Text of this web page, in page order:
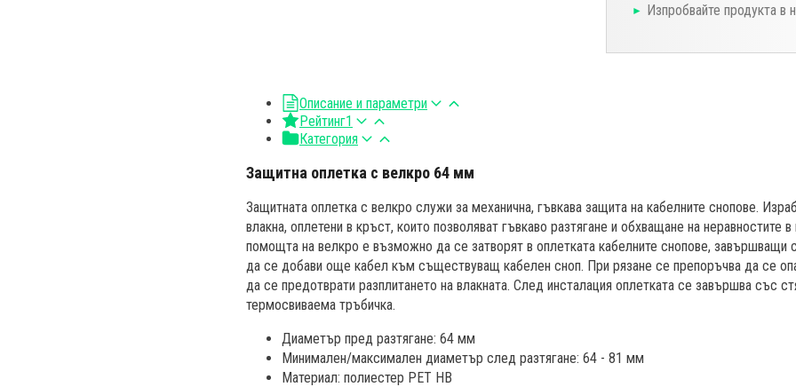
Изпробвайте продукта в
Описание и параметри
Рейтинг1
Категория
Защитна оплетка с велкро 64 мм
Защитната оплетка с велкро служи за механична, гъвкава защита на кабелните снопове.
влакна, оплетени в кръст, които позволяват гъвкаво разтягане и обхващане на неравностите
помощта на велкро е възможно да се затворят в оплетката кабелните снопове, завършващи
да се добави още кабел към съществуващ кабелен сноп. При рязане се препоръчва да се
да се предотврати разплитането на влакната. След инсталация оплетката се завършва със
термосвиваема тръбичка.
Диаметър пред разтягане: 64 мм
Минимален/максимален диаметър след разтягане: 64 - 81 мм
Материал: полиестер PET HB